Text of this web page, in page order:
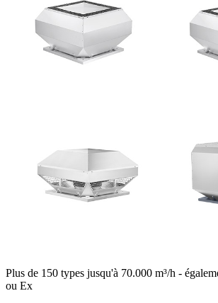
Plus de 150 types jusqu'à 70.000 m³/h -
ou Ex